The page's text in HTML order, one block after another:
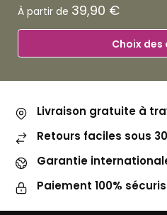
À partir de 39,90 €
Choix
Livraison gratuite à
Retours faciles sous
Garantie
Paiement 100%